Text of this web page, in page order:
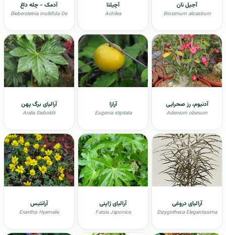
آجیل نان
Brosimum alicastrum
آچیلئا
Achilea
آدمک - چله داغ
Biebersteinia multifida De
آدنیوم، رز صحرایی
Adenium obesum
آرازا
Eugenia stipitata
آرالیای برگ پهن
Aralia Sieboldii
آرالیای دروغی
Dizygotheca Elegantissima
آرالیای ژاپنی
Fatsia Japonica
آرانتیس
Eranthis Hyemalis